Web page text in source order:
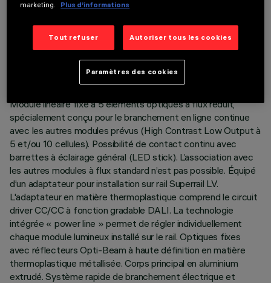
DONNÉES TECHNIQUES
DERNIÈRE MISE À JOUR: 03/08/2026
Module linéaire fixe à 5 éléments optiques à flux réduit,
spécialement conçu pour le branchement en ligne continue
avec les autres modules prévus (High Contrast Low Output à
5 et/ou 10 cellules). Possibilité de contact continu avec
barrettes à éclairage général (LED stick). L’association avec
les autres modules à flux standard n’est pas possible. Équipé
d’un adaptateur pour installation sur rail Superrail LV.
L'adaptateur en matière thermoplastique comprend le circuit
driver CC/CC à fonction gradable DALI. La technologie
intégrée « power line » permet de régler individuellement
chaque module lumineux installé sur le rail. Optiques fixes
avec réflecteurs Opti-Beam à haute définition en matière
thermoplastique métallisée. Corps principal en aluminium
extrudé. Système rapide de branchement électrique et
marketing.
Plus d’informations
Tout refuser Autoriser tous les cookies
Paramètres des cookies